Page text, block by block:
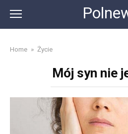
content
Home » Życie
Mój syn nie